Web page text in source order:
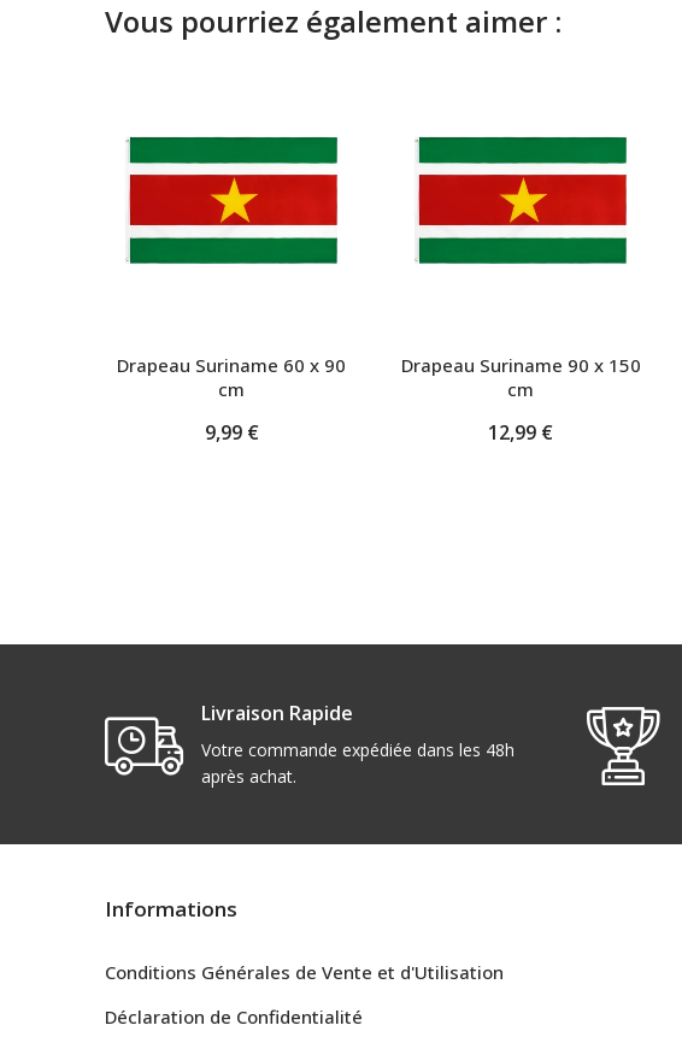
Vous pourriez également aimer :
Drapeau Suriname 60 x 90
cm
9,99 €
Drapeau Suriname 90 x 150
cm
12,99 €
Livraison Rapide
Votre commande expédiée dans les 48h
après achat.
Informations
Conditions Générales de Vente et d'Utilisation
Déclaration de Confidentialité